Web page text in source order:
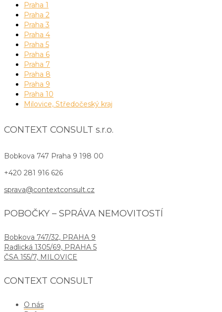
Praha 1
Praha 2
Praha 3
Praha 4
Praha 5
Praha 6
Praha 7
Praha 8
Praha 9
Praha 10
Milovice, Středočeský kraj
CONTEXT CONSULT s.r.o.
Bobkova 747 Praha 9 198 00
+420 281 916 626
sprava@contextconsult.cz
POBOČKY – SPRÁVA NEMOVITOSTÍ
Bobkova 747/32, PRAHA 9
Radlická 1305/69, PRAHA 5
ČSA 155/7, MILOVICE
CONTEXT CONSULT
O nás